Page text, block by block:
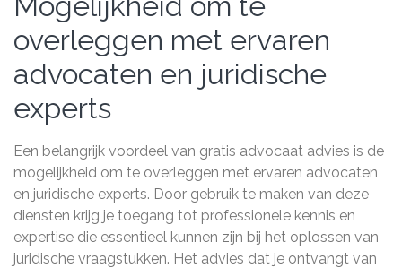
overleggen met ervaren
advocaten en juridische
experts
Een belangrijk voordeel van gratis advocaat advies is de
mogelijkheid om te overleggen met ervaren advocaten
en juridische experts. Door gebruik te maken van deze
diensten krijg je toegang tot professionele kennis en
expertise die essentieel kunnen zijn bij het oplossen van
juridische vraagstukken. Het advies dat je ontvangt van